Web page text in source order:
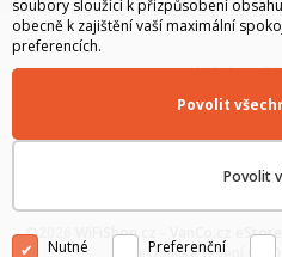
©2026 WiFiShop.cz - VanCo.cz eStore
soubory sloužící k přizpůsobení
obecně k zajištění vaší maximální
preferencích.
Povolit
Povolit
Nutné Preferenční